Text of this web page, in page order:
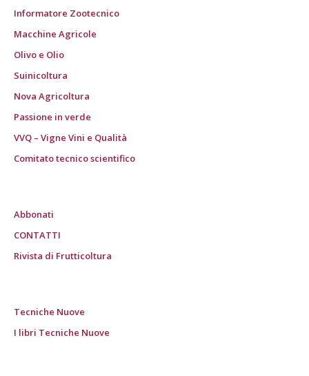
Informatore Zootecnico
Macchine Agricole
Olivo e Olio
Suinicoltura
Nova Agricoltura
Passione in verde
VVQ – Vigne Vini e Qualità
Comitato tecnico scientifico
Abbonati
CONTATTI
Rivista di Frutticoltura
Tecniche Nuove
I libri Tecniche Nuove